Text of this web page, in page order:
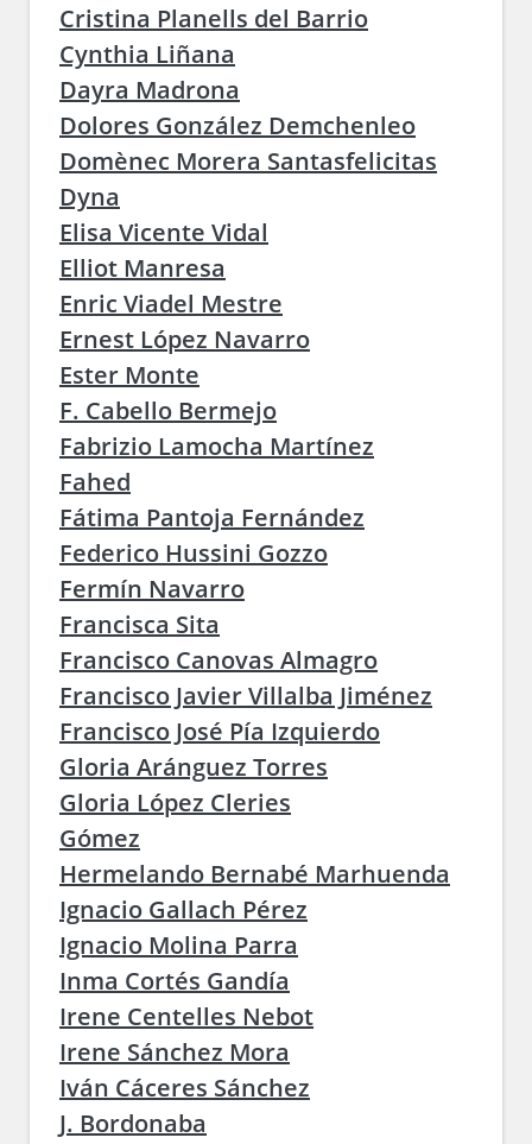
Cristina Planells del Barrio
Cynthia Liñana
Dayra Madrona
Dolores González Demchenleo
Domènec Morera Santasfelicitas
Dyna
Elisa Vicente Vidal
Elliot Manresa
Enric Viadel Mestre
Ernest López Navarro
Ester Monte
F. Cabello Bermejo
Fabrizio Lamocha Martínez
Fahed
Fátima Pantoja Fernández
Federico Hussini Gozzo
Fermín Navarro
Francisca Sita
Francisco Canovas Almagro
Francisco Javier Villalba Jiménez
Francisco José Pía Izquierdo
Gloria Aránguez Torres
Gloria López Cleries
Gómez
Hermelando Bernabé Marhuenda
Ignacio Gallach Pérez
Ignacio Molina Parra
Inma Cortés Gandía
Irene Centelles Nebot
Irene Sánchez Mora
Iván Cáceres Sánchez
J. Bordonaba